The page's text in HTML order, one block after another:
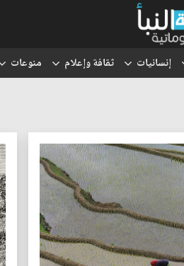
إنسانيات ثقافة وإعلام منوعات